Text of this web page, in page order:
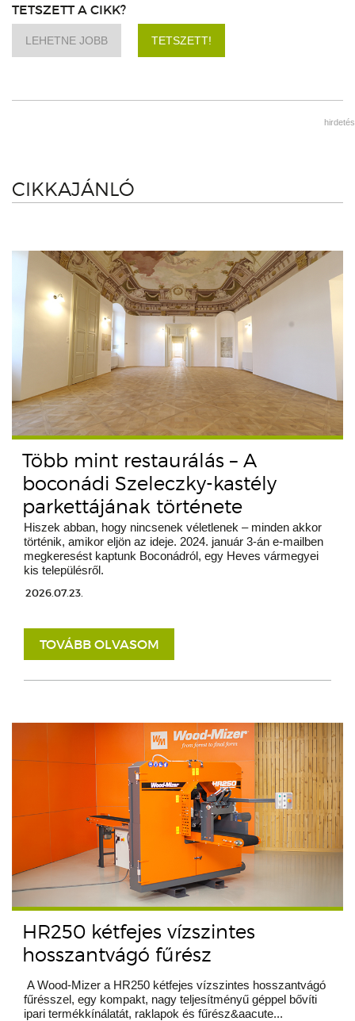
TETSZETT A CIKK?
LEHETNE JOBB TETSZETT!
hirdetés
CIKKAJÁNLÓ
Több mint restaurálás – A
boconádi Szeleczky-kastély
parkettájának története
Hiszek abban, hogy nincsenek véletlenek – minden akkor
történik, amikor eljön az ideje. 2024. január 3-án e-mailben
megkeresést kaptunk Boconádról, egy Heves vármegyei
kis településről.
2026.07.23.
TOVÁBB OLVASOM
HR250 kétfejes vízszintes
hosszantvágó fűrész
A Wood-Mizer a HR250 kétfejes vízszintes hosszantvágó
fűrésszel, egy kompakt, nagy teljesítményű géppel bővíti
ipari termékkínálatát, raklapok és fűrész&aacute...